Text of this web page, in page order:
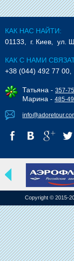
КАК НАС НАЙТИ:
01133, г. Киев, ул.
КАК С НАМИ
+38 (044) 492 77
Татьяна - 357-
Марина - 485-
Copyright © 2015-